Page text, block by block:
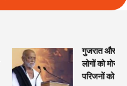
गुजरात और
लोगों को
परिजनों को